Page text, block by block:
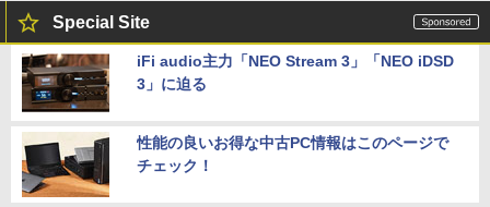
5
レビュー投稿 5年保証｜MS Office 2024
代 メモリ 8GB 大容量 HDD 500GB テン
キー DVDドライブ搭載 CD DVD 再生可
｜中古パソコン 中古ノートパソコン 中古
スクトップパソコン GMKtec NucBox G
11(Windows 11 Pro/Ryzen Embedded
R2514/メモリ 16GB/SSD 256GB)(シル
バー) ミニPC GMK-G11-16/256-W11Pro
(R2514)
元！】モバイルモニター 15.6 インチ FH
D 1920×1080 1080P Fast IPS パネル 非
光沢 1000:1 高コントラスト 超軽量 600
g スピーカー内蔵 Type-C/HDMI 接続 PS
5/Switch/PC/スマホ対応
Special Site
iFi audio主力「NEO Stream 3」「NEO iDSD
3」に迫る
性能の良いお得な中古PC情報はこのページで
チェック！